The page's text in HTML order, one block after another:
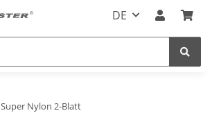
DE
Super Nylon 2-Blatt